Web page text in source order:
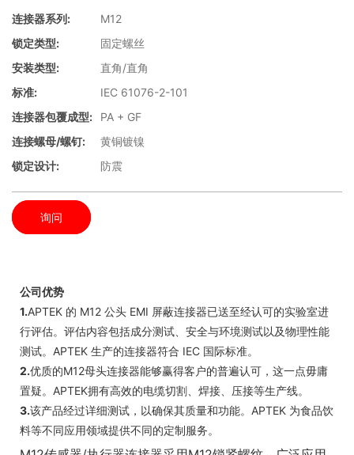
连接器系列:
M12
锁定类型:
固定螺丝
安装类型:
直角/直角
标准:
IEC 61076-2-101
连接器包覆成型:
PA + GF
连接螺母/螺钉:
黄铜镀镍
锁定设计:
防震
询问
公司优势
1.APTEK 的 M12 公头 EMI 屏蔽连接器已送至经认可的实验室进
行评估。评估内容包括成分测试、安全与环境测试以及物理性能
测试。APTEK 生产的连接器符合 IEC 国际标准。
2.优质的M12母头连接器能够赢得客户的普遍认可，这一点毋庸
置疑。APTEK拥有高效的电缆切割、焊接、压接等生产线。
3.该产品经过详细测试，以确保其质量和功能。APTEK 为食品饮
料等不同应用领域提供不同的定制服务。